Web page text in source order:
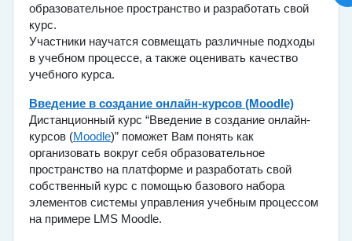
образовательное пространство и разработать свой
курс.
Участники научатся совмещать различные подходы
в учебном процессе, а также оценивать качество
учебного курса.
Введение в создание онлайн-курсов (Moodle)
Дистанционный курс “Введение в создание онлайн-
курсов (Moodle)” поможет Вам понять как
организовать вокруг себя образовательное
пространство на платформе и разработать свой
собственный курс с помощью базового набора
элементов системы управления учебным процессом
на примере LMS Moodle.